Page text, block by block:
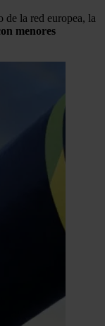
de la red europea, la
menores